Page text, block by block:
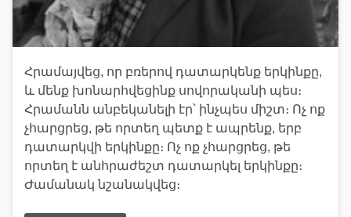
Հրամայվեց, որ բռերով դատարկենք երկինքը,
և մենք խոնարհվեցինք սովորականի պես։
Հրամանն անբեկանելի էր՝ ինչպես միշտ։ Ոչ ոք
չհարցրեց, թե որտեղ պետք է ապրենք, երբ
դատարկվի երկինքը։ Ոչ ոք չհարցրեց, թե
որտեղ է անհրաժեշտ դատարկել երկինքը։
Ժամանակ նշանակվեց։